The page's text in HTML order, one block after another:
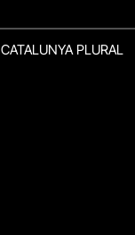
CATALUNYA PLURAL